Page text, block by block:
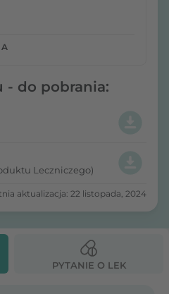
- do pobrania:
Leczniczego)
aktualizacja: 22 listopada, 2024
PYTANIE O LEK